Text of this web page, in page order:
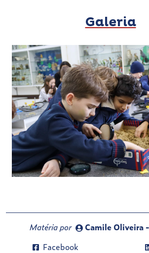
Galeria
Matéria por
Camile Oliveira
Facebook